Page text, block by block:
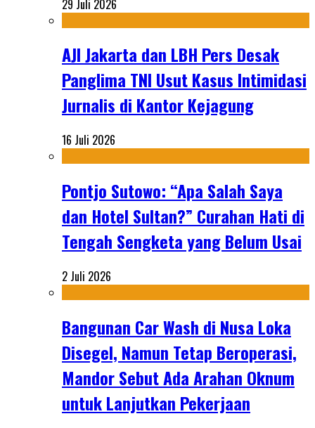
29 Juli 2026
AJI Jakarta dan LBH Pers Desak
Panglima TNI Usut Kasus Intimidasi
Jurnalis di Kantor Kejagung
16 Juli 2026
Pontjo Sutowo: “Apa Salah Saya
dan Hotel Sultan?” Curahan Hati di
Tengah Sengketa yang Belum Usai
2 Juli 2026
Bangunan Car Wash di Nusa Loka
Disegel, Namun Tetap Beroperasi,
Mandor Sebut Ada Arahan Oknum
untuk Lanjutkan Pekerjaan